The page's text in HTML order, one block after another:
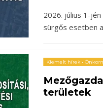
2026. július 1-
sürgős esetben
Kiemelt hírek •
területek